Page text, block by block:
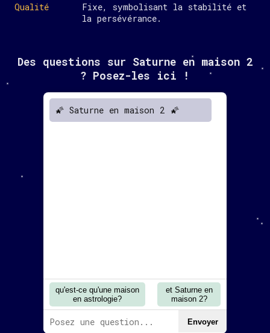
Qualité
Fixe, symbolisant la stabilité et
la persévérance.
Des questions sur Saturne en maison 2
? Posez-les ici !
🌠 Saturne en maison 2 🌠
qu'est-ce qu'une maison
en astrologie?
et Saturne en
maison 2?
Envoyer